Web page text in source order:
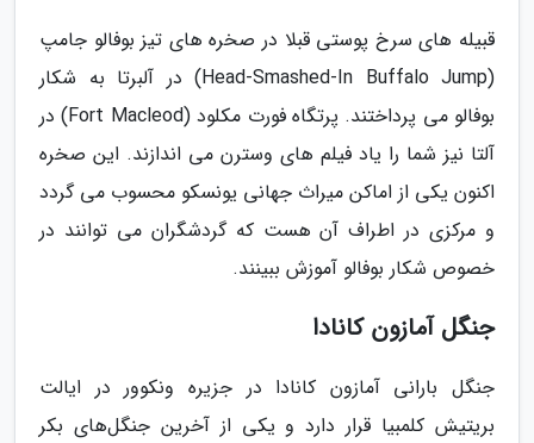
قبیله های سرخ پوستی قبلا در صخره های تیز بوفالو جامپ
(Head-Smashed-In Buffalo Jump) در آلبرتا به شکار
بوفالو می پرداختند. پرتگاه فورت مکلود (Fort Macleod) در
آلتا نیز شما را یاد فیلم های وسترن می اندازند. این صخره
اکنون یکی از اماکن میراث جهانی یونسکو محسوب می گردد
و مرکزی در اطراف آن هست که گردشگران می توانند در
خصوص شکار بوفالو آموزش ببینند.
جنگل آمازون کانادا
جنگل بارانی آمازون کانادا در جزیره ونکوور در ایالت
بریتیش کلمبیا قرار دارد و یکی از آخرین جنگل‌های بکر